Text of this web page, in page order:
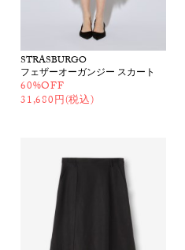
STRASBURGO
フェザーオーガンジー スカート
60%OFF
31,680円(税込)